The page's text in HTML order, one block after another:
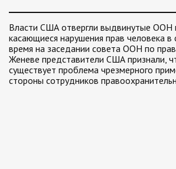
Власти США отвергли выдвинутые ООН
касающиеся нарушения прав человека в
время на заседании совета ООН по
Женеве представители США признали,
существует проблема чрезмерного
стороны сотрудников